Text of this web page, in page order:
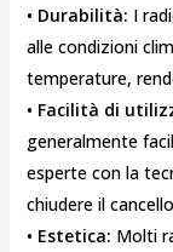
• Durabilità: I
alle condizioni
temperature,
• Facilità di
generalmente
esperte con la
chiudere il
• Estetica: Molti